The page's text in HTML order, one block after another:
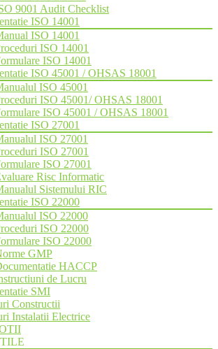
9001 Audit Checklist
ISO 14001
ISO 14001
ISO 14001
ISO 14001
ISO 45001 / OHSAS 18001
ISO 45001
ISO 45001/ OHSAS 18001
ISO 45001 / OHSAS 18001
ISO 27001
ISO 27001
ISO 27001
ISO 27001
Risc Informatic
Sistemului RIC
ISO 22000
ISO 22000
ISO 22000
ISO 22000
GMP
HACCP
de Lucru
SMI
Constructii
Instalatii Electrice